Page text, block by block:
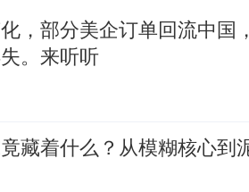
36岁男演员成景区NPC后人气
梁家辉：到内地拍戏不是北上
，部分美企订单回流中国
。来听听
藏着什么？从模糊核心到